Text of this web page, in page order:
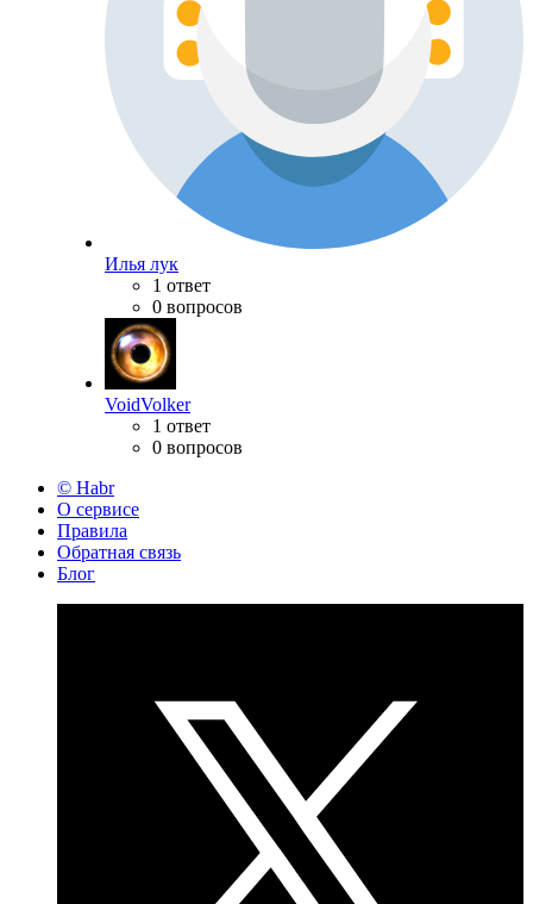
Илья лук
1 ответ
0 вопросов
VoidVolker
1 ответ
0 вопросов
© Habr
О сервисе
Правила
Обратная связь
Блог